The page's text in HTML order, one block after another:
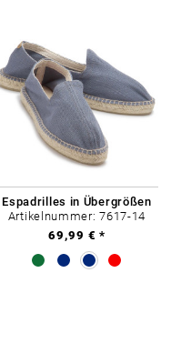
Espadrilles in Übergrößen
Artikelnummer: 7617-14
69,99 € *